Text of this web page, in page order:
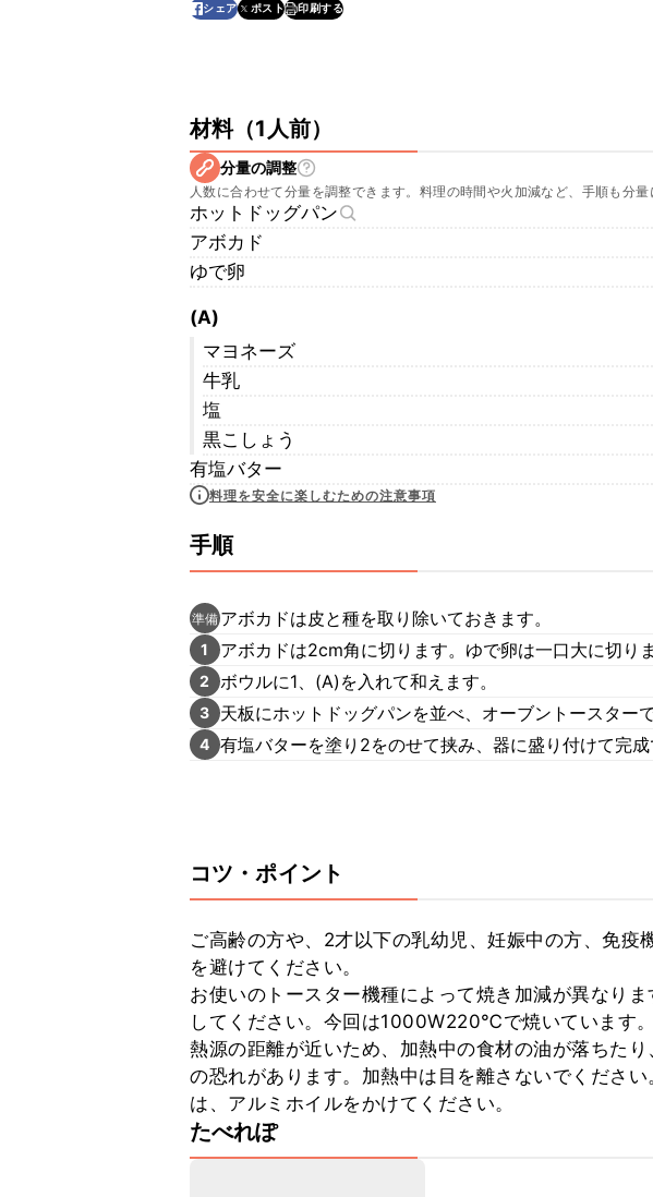
シェア ポスト 印刷する
材料（1人前）
分量の調整
人数に合わせて分量を調整できます。料理の時間や火加減など、手順も分量
ホットドッグパン
アボカド
ゆで卵
(A)
マヨネーズ
牛乳
塩
黒こしょう
有塩バター
料理を安全に楽しむための注意事項
手順
準備 アボカドは皮と種を取り除いておきます。
1 アボカドは2cm角に切ります。ゆで卵は一口大に切りま
2 ボウルに1、(A)を入れて和えます。
3 天板にホットドッグパンを並べ、オーブントースター
4 有塩バターを塗り2をのせて挟み、器に盛り付けて完成
コツ・ポイント
ご高齢の方や、2才以下の乳幼児、妊娠中の方、免疫
を避けてください。
お使いのトースター機種によって焼き加減が異なり
してください。今回は1000W220℃で焼いています
熱源の距離が近いため、加熱中の食材の油が落ちた
の恐れがあります。加熱中は目を離さないでくださ
は、アルミホイルをかけてください。
たべれぽ